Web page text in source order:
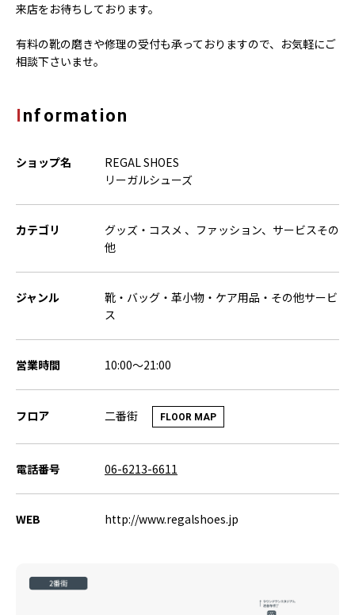
来店をお待ちしております。
有料の靴の磨きや修理の受付も承っておりますので、お気軽にご
相談下さいませ。
Information
ショップ名
REGAL SHOES
リーガルシューズ
カテゴリ
グッズ・コスメ 、ファッション、サービスその
他
ジャンル
靴・バッグ・革小物・ケア用品・その他サービ
ス
営業時間 10:00～21:00
フロア 二番街 FLOOR MAP
電話番号 06-6213-6611
WEB http://www.regalshoes.jp